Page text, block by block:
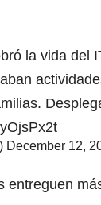
la vida del
December 12,
entreguen